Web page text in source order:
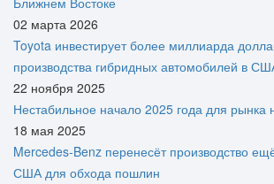
02 марта 2026
Toyota инвестирует более миллиарда
производства гибридных автомобилей в
22 ноября 2025
Нестабильное начало 2025 года для рынка
18 мая 2025
Mercedes-Benz перенесёт производство
США для обхода пошлин